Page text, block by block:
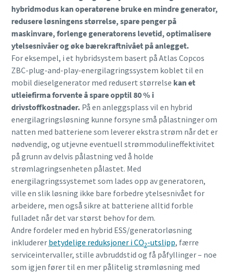
hybridmodus kan operatørene bruke en mindre generator,
redusere løsningens størrelse, spare penger på
maskinvare, forlenge generatorens levetid, optimalisere
ytelsesnivåer og øke bærekraftnivået på anlegget.
For eksempel, i et hybridsystem basert på Atlas Copcos
ZBC-plug-and-play-energilagringssystem koblet til en
mobil dieselgenerator med redusert størrelse kan et
utleiefirma forvente å spare opptil 80 % i
drivstoffkostnader. På en anleggsplass vil en hybrid
energilagringsløsning kunne forsyne små pålastninger om
natten med batteriene som leverer ekstra strøm når det er
nødvendig, og utjevne eventuell strømmodulineffektivitet
på grunn av delvis pålastning ved å holde
strømlagringsenheten pålastet. Med
energilagringssystemet som lades opp av generatoren,
ville en slik løsning ikke bare forbedre ytelsesnivået for
arbeidere, men også sikre at batteriene alltid forble
fulladet når det var størst behov for dem.
Andre fordeler med en hybrid ESS/generatorløsning
inkluderer betydelige reduksjoner i CO2-utslipp, færre
serviceintervaller, stille avbruddstid og få påfyllinger – noe
som igjen fører til en mer pålitelig strømløsning med